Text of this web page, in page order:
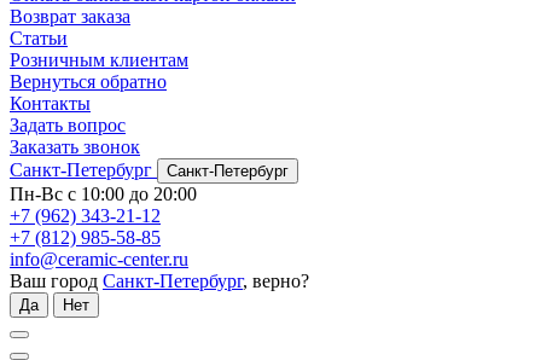
Возврат заказа
Статьи
Розничным клиентам
Вернуться обратно
Контакты
Задать вопрос
Заказать звонок
Санкт-Петербург
Санкт-Петербург
Пн-Вс с 10:00 до 20:00
+7 (962) 343-21-12
+7 (812) 985-58-85
info@ceramic-center.ru
Ваш город Санкт-Петербург, верно?
Да Нет